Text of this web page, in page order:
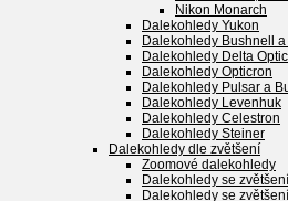
Nikon Monarch
Dalekohledy Yukon
Dalekohledy Bushnell
Dalekohledy Delta
Dalekohledy Opticron
Dalekohledy Pulsar a
Dalekohledy Levenhuk
Dalekohledy Celestron
Dalekohledy Steiner
Dalekohledy dle zvětšení
Zoomové dalekohledy
Dalekohledy se
Dalekohledy se